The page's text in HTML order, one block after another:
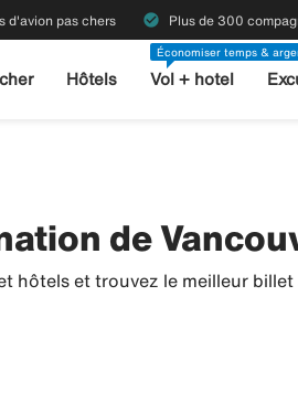
d'avion pas chers check_circle Plus de 300
Hôtels
Économiser temps &
Vol + hotel
de
hôtels et trouvez le meilleur billet